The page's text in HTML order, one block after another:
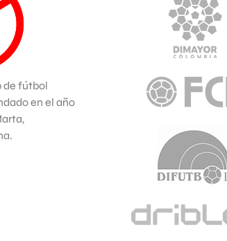
de fútbol
en el año